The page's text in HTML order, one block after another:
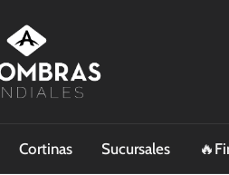
Cortinas Sucursales